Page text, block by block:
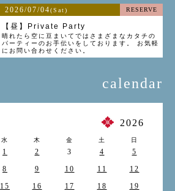
2026/07/04(Sat) RESERVE
【昼】Private Party
晴れたら空に豆まいてではさまざまなカタチの
パーティーのお手伝いをしております。 お気軽
にお問い合わせください。
calendar
2026
水 木 金 土 日
1 2 3 4
5
8 9 10 11
12
15 16 17 18
19